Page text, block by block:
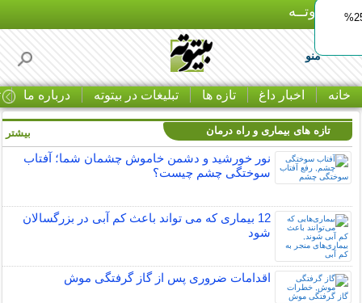
بـیتوتــه
منو
خانه اخبار داغ تازه ها تبلیغات در بیتوته درباره ما
ایمپلنت اقساطی با ضمانت مادام‌العمر+ 25%
تازه های بیماری و راه درمان
نور خورشید و دشمن خاموش چشمان شما؛ آفتاب
سوختگی چشم چیست؟
12 بیماری که می تواند باعث کم آبی در بزرگسالان
شود
اقدامات ضروری پس از گاز گرفتگی موش
بیشتر